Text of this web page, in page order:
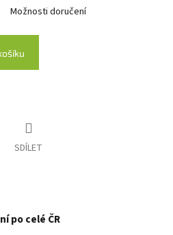
Možnosti doručení
SDÍLET
po celé ČR